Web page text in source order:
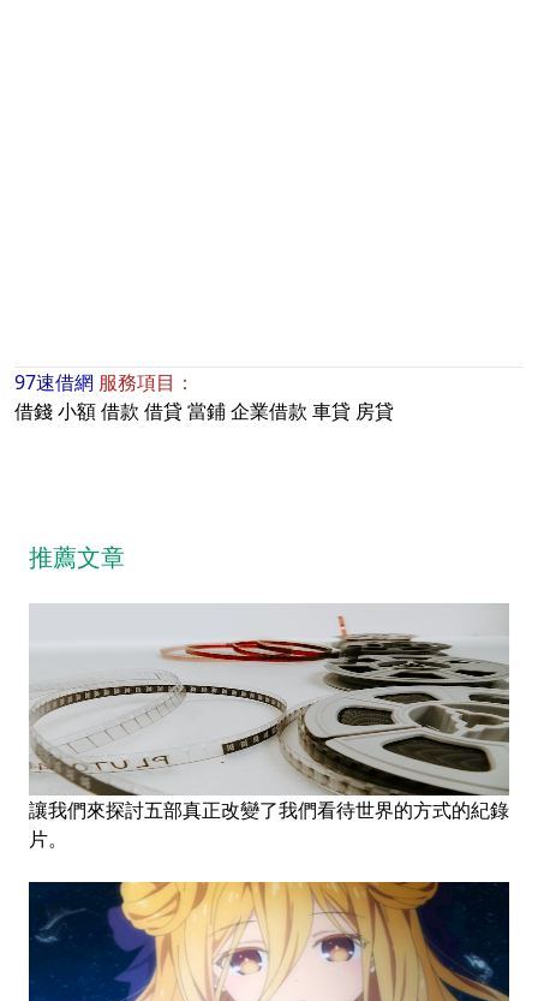
97速借網 服務項目：
借錢小額借款 借貸當鋪企業借款 車貸 房貸
推薦文章
讓我們來探討五部真正改變了我們看待世界的方式的紀錄
片。